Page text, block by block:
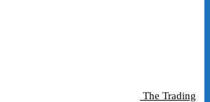
The Trading